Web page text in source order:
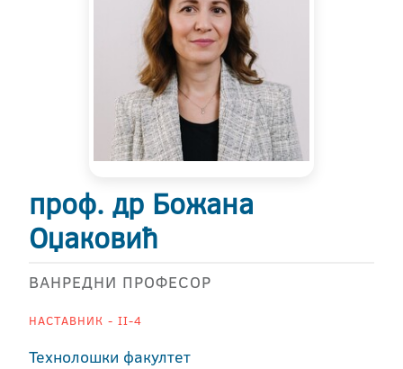
проф. др Божана
Оџаковић
ВАНРЕДНИ ПРОФЕСОР
НАСТАВНИК - II-4
Технолошки факултет